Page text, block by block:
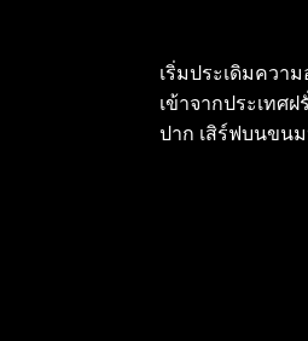
เริ่มประเดิมควา
เข้าจากประเทศ
ปาก เสิร์ฟบนขน